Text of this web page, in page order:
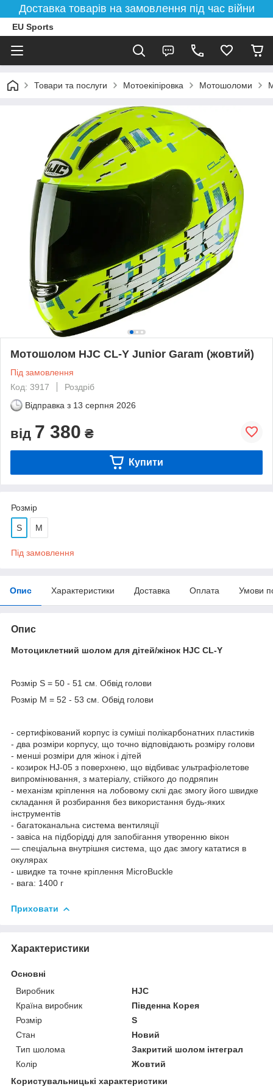
Доставка товарів на замовлення під час війни
EU Sports
Товари та послуги Мотоекіпіровка Мотошоломи
Мотошолом HJC CL-Y Junior Garam (жовтий)
Під замовлення
Код: 3917
Роздріб
Відправка з 13 серпня 2026
від 7 380 ₴
Купити
Розмір
S M
Під замовлення
Опис Характеристики Доставка Оплата Умови
Опис
Мотоциклетний шолом для дітей/жінок HJC CL-Y
Розмір S = 50 - 51 см. Обвід голови
Розмір M = 52 - 53 см. Обвід голови
- сертифікований корпус із суміші полікарбонатних пластиків
- два розміри корпусу, що точно відповідають розміру голови
- менші розміри для жінок і дітей
- козирок HJ-05 з поверхнею, що відбиває ультрафіолетове
випромінювання, з матеріалу, стійкого до подряпин
- механізм кріплення на лобовому склі дає змогу його швидке
складання й розбирання без використання будь-яких
інструментів
- багатоканальна система вентиляції
- завіса на підборідді для запобігання утворенню вікон
— спеціальна внутрішня система, що дає змогу кататися в
окулярах
- швидке та точне кріплення MicroBuckle
- вага: 1400 г
Приховати
Характеристики
Основні
Виробник
HJC
Країна виробник
Південна Корея
Розмір
S
Стан
Новий
Тип шолома
Закритий шолом інтеграл
Колір
Жовтий
Користувальницькі характеристики